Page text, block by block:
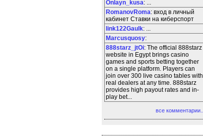
Onlayn_kusa: ...
RomanovRoma: вход в личный
кабинет Ставки на киберспорт
link122Gaulk: ...
Marcusquosy:
888starz_jtOi: The official 888starz
website in Egypt brings casino
games and sports betting together
on a single platform. Players can
join over 300 live casino tables with
real dealers at any time. 888starz
provides high payout rates and in-
play bet...
все комментарии...